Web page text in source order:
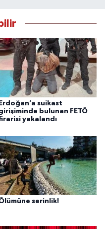
Erdoğan’a suikast
bulunan FETÖ
yakalandı
serinlik!